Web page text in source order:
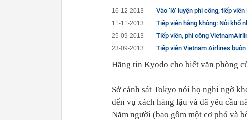
16-12-2013 Vào ‘lò’ luyện phi công, tiếp
11-11-2013 Tiếp viên hàng không: Nỗi khổ
25-09-2013 Tiếp viên, phi công
23-09-2013 Tiếp viên Vietnam Airlines
Hãng tin Kyodo cho biết văn phòng
Sở cảnh sát Tokyo nói họ nghi ngờ
đến vụ xách hàng lậu và đã yêu cầu
Năm người (bao gồm một cơ phó và